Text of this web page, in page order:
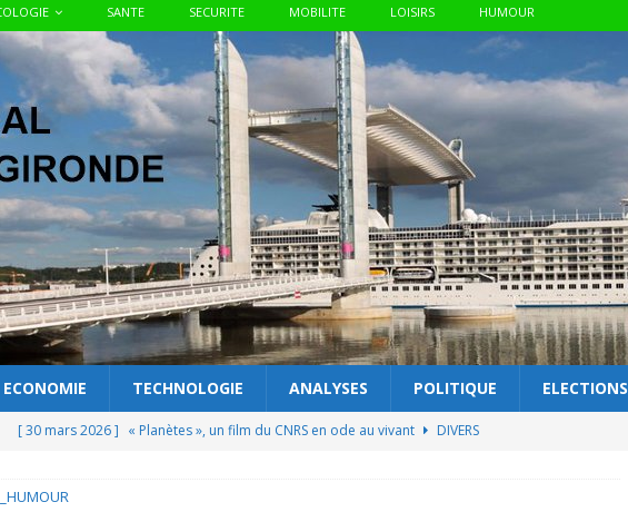
SANTE SECURITE MOBILITE LOISIRS HUMOUR
ECONOMIE TECHNOLOGIE ANALYSES POLITIQUE ELECTIONS
[ 30 mars 2026 ] « Planètes », un film du CNRS en ode au vivant
DIVERS
[ 25 mars 2026 ]